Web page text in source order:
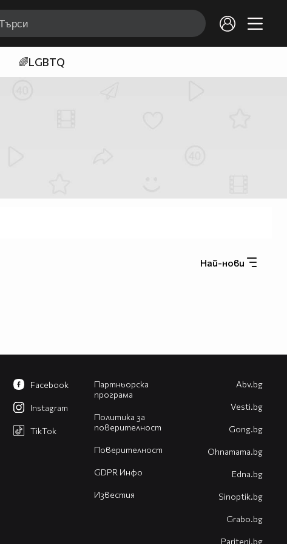
🌈LGBTQ
Най-нови
Партньорска
програма
Политика за
поверителност
Поверителност
GDPR Инфо
Известия
Facebook
Instagram
TikTok
Abv.bg
Vesti.bg
Gong.bg
Оhnamama.bg
Edna.bg
Sinoptik.bg
Grabo.bg
Pariteni.bg